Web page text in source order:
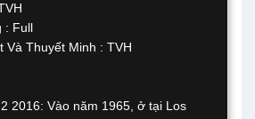
: Full
Và Thuyết Minh : TVH
2016: Vào năm 1965, ở tại Los